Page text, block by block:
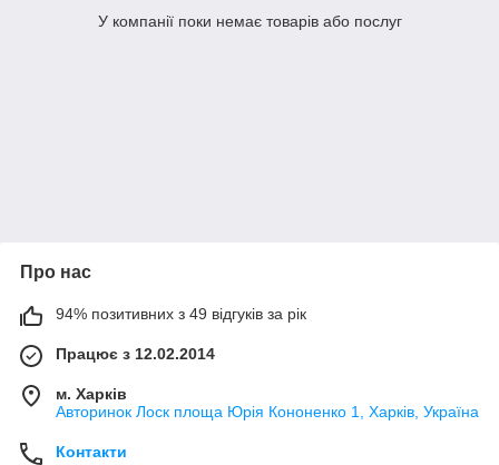
У компанії поки немає товарів або послуг
Про нас
94% позитивних з 49 відгуків за рік
Працює з 12.02.2014
м. Харків
Авторинок Лоск площа Юрія Кононенко 1, Харків, Україна
Контакти